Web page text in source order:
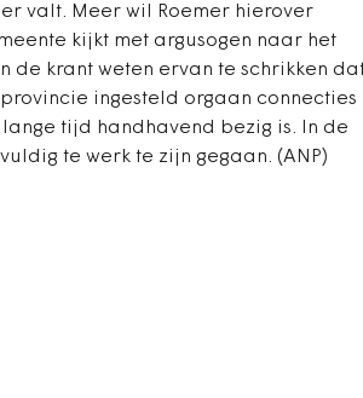
valt. Meer wil Roemer hierover
kijkt met argusogen naar het
de krant weten ervan te schrikken
ingesteld orgaan connecties
tijd handhavend bezig is. In de
te werk te zijn gegaan. (ANP)